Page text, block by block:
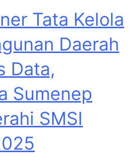
Tata Kelola
Daerah
Data,
Sumenep
SMSI